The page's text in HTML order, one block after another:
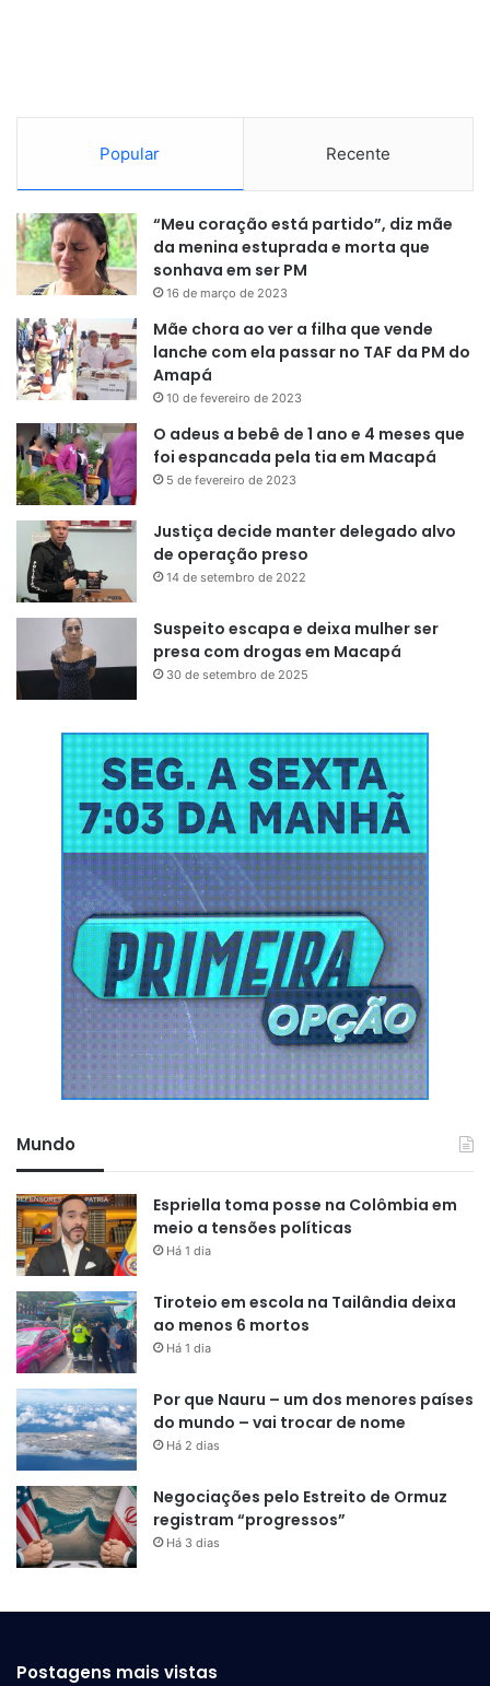
Popular Recente
“Meu coração está partido”, diz mãe
da menina estuprada e morta que
sonhava em ser PM
16 de março de 2023
Mãe chora ao ver a filha que vende
lanche com ela passar no TAF da PM do
Amapá
10 de fevereiro de 2023
O adeus a bebê de 1 ano e 4 meses que
foi espancada pela tia em Macapá
5 de fevereiro de 2023
Justiça decide manter delegado alvo
de operação preso
14 de setembro de 2022
Suspeito escapa e deixa mulher ser
presa com drogas em Macapá
30 de setembro de 2025
Mundo
Espriella toma posse na Colômbia em
meio a tensões políticas
Há 1 dia
Tiroteio em escola na Tailândia deixa
ao menos 6 mortos
Há 1 dia
Por que Nauru – um dos menores países
do mundo – vai trocar de nome
Há 2 dias
Negociações pelo Estreito de Ormuz
registram “progressos”
Há 3 dias
Postagens mais vistas